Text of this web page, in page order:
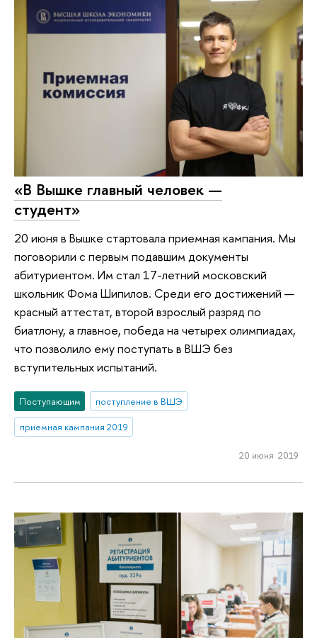
«В Вышке главный человек —
студент»
20 июня в Вышке стартовала приемная кампания. Мы
поговорили с первым подавшим документы
абитуриентом. Им стал 17-летний московский
школьник Фома Шипилов. Среди его достижений —
красный аттестат, второй взрослый разряд по
биатлону, а главное, победа на четырех олимпиадах,
что позволило ему поступать в ВШЭ без
вступительных испытаний.
Поступающим
поступление в ВШЭ
приемная кампания 2019
20 июня 2019